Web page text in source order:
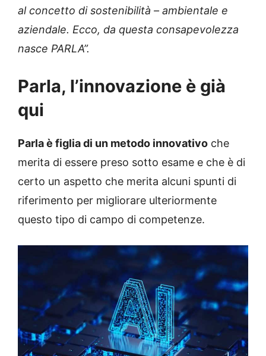
al concetto di sostenibilità – ambientale e
aziendale. Ecco, da questa consapevolezza
nasce PARLA”.
Parla, l’innovazione è già
qui
Parla è figlia di un metodo innovativo che
merita di essere preso sotto esame e che è di
certo un aspetto che merita alcuni spunti di
riferimento per migliorare ulteriormente
questo tipo di campo di competenze.